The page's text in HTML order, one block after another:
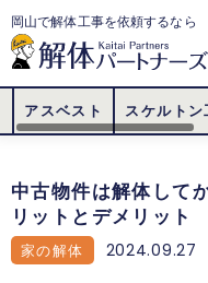
岡山で解体工事を依頼するなら
アスベスト スケルトン
中古物件は解体して
リットとデメリット
家の解体 2024.09.27